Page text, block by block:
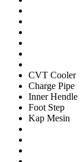
CVT Cooler
Charge Pipe
Inner Hendle
Foot Step
Kap Mesin